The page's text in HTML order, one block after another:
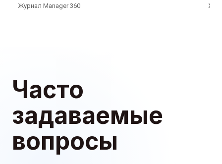
Журнал Manager 360
Часто
задаваемые
вопросы